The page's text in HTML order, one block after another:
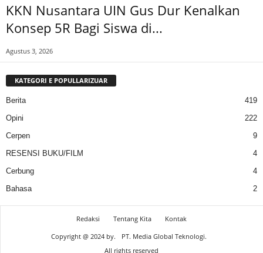
KKN Nusantara UIN Gus Dur Kenalkan
Konsep 5R Bagi Siswa di...
Agustus 3, 2026
KATEGORI E POPULLARIZUAR
Berita
419
Opini
222
Cerpen
9
RESENSI BUKU/FILM
4
Cerbung
4
Bahasa
2
Redaksi Tentang Kita
Kontak
Copyright @ 2024 by.
PT. Media Global Teknologi.
All rights reserved